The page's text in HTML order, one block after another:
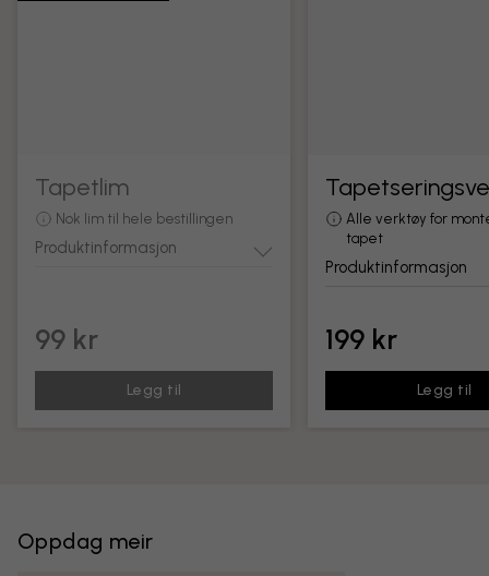
Tapetlim
Nok lim til hele bestillingen
Produktinformasjon
99 kr
Legg til
Alle verktøy for
tapet
Produktinformasjon
199 kr
Legg til
Oppdag meir